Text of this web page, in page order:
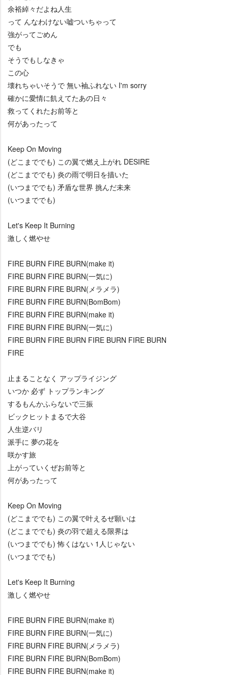
余裕綽々だよね人生
って んなわけない嘘ついちゃって
強がってごめん
でも
そうでもしなきゃ
この心
壊れちゃいそうで 無い袖ふれない I'm sorry
確かに愛情に飢えてたあの日々
救ってくれたお前等と
何があったって
Keep On Moving
(どこまででも) この翼で燃え上がれ DESIRE
(どこまででも) 炎の雨で明日を描いた
(いつまででも) 矛盾な世界 挑んだ未来
(いつまででも)
Let's Keep It Burning
激しく燃やせ
FIRE BURN FIRE BURN(make it)
FIRE BURN FIRE BURN(一気に)
FIRE BURN FIRE BURN(メラメラ)
FIRE BURN FIRE BURN(BomBom)
FIRE BURN FIRE BURN(make it)
FIRE BURN FIRE BURN(一気に)
FIRE BURN FIRE BURN FIRE BURN FIRE BURN
FIRE
止まることなく アップライジング
いつか 必ず トップランキング
するもんかふらないで三振
ビックヒットまるで大谷
人生逆バリ
派手に 夢の花を
咲かす旅
上がっていくぜお前等と
何があったって
Keep On Moving
(どこまででも) この翼で叶えるぜ願いは
(どこまででも) 炎の羽で超える限界は
(いつまででも) 怖くはない 1人じゃない
(いつまででも)
Let's Keep It Burning
激しく燃やせ
FIRE BURN FIRE BURN(make it)
FIRE BURN FIRE BURN(一気に)
FIRE BURN FIRE BURN(メラメラ)
FIRE BURN FIRE BURN(BomBom)
FIRE BURN FIRE BURN(make it)